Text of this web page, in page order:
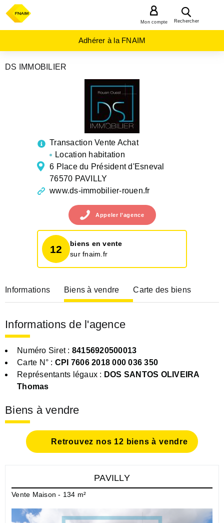
Rechercher
Mon compte
Adhérer à la FNAIM
DS IMMOBILIER
Transaction Vente Achat
Location habitation
6 Place du Président d'Esneval
76570 PAVILLY
www.ds-immobilier-rouen.fr
Appeler l’agence
12
biens en vente
sur fnaim.fr
Informations Biens à vendre Carte des biens
Informations de l'agence
Numéro Siret : 84156920500013
Carte N° : CPI 7606 2018 000 036 350
Représentants légaux : DOS SANTOS OLIVEIRA
Thomas
Biens à vendre
Retrouvez nos 12 biens à vendre
PAVILLY
Vente Maison - 134 m²